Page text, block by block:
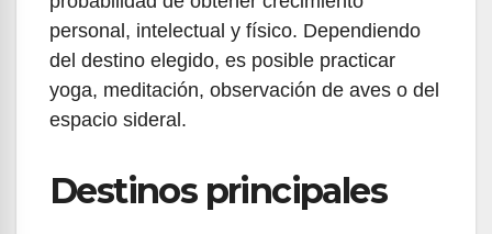
personal, intelectual y físico. Dependiendo
del destino elegido, es posible practicar
yoga, meditación, observación de aves o del
espacio sideral.
Destinos principales